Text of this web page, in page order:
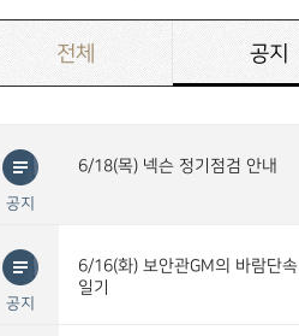
전체 공지
공지
6/18(목) 넥슨 정기점검 안내
공지
6/16(화) 보안관GM의 바람단속
일기